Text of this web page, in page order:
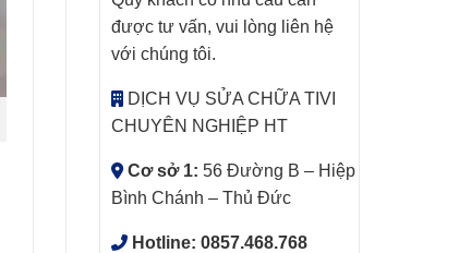
được tư vấn, vui lòng liên hệ
với chúng tôi.
DỊCH VỤ SỬA CHỮA TIVI
CHUYÊN NGHIỆP HT
Cơ sở 1: 56 Đường B – Hiệp
Bình Chánh – Thủ Đức
Hotline: 0857.468.768